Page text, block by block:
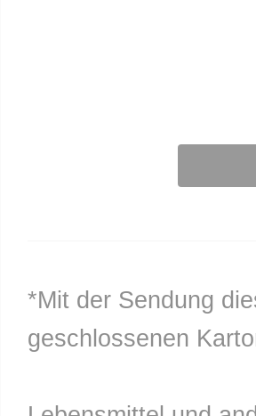
*Mit der Sendung
geschlossenen